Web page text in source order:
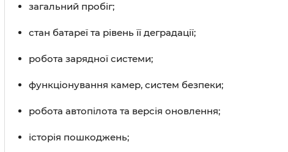
загальний пробіг;
стан батареї та рівень її деградації;
робота зарядної системи;
функціонування камер, систем безпеки;
робота автопілота та версія оновлення;
історія пошкоджень;